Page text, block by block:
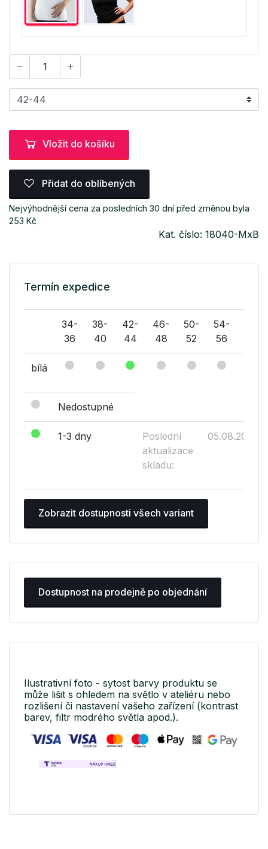
Vložit do košíku
Přidat do oblíbených
Nejvýhodnější cena za posledních 30 dní před změnou byla
253 Kč
Kat. číslo: 18040-MxB
Termín expedice
34-
36
38-
40
42-
44
46-
48
50-
52
54-
56
bílá
Nedostupné
1-3 dny
Poslední
aktualizace
skladu:
05.08.2026
Zobrazit dostupnosti všech variant
Dostupnost na prodejně po objednání
Ilustrativní foto - sytost barvy produktu se
může lišit s ohledem na světlo v ateliéru nebo
rozlišení či nastavení vašeho zařízení (kontrast
barev, filtr modrého světla apod.).